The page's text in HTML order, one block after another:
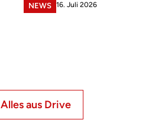
NEWS 16. Juli 2026
Alles aus Drive